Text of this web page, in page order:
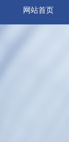
网站首页